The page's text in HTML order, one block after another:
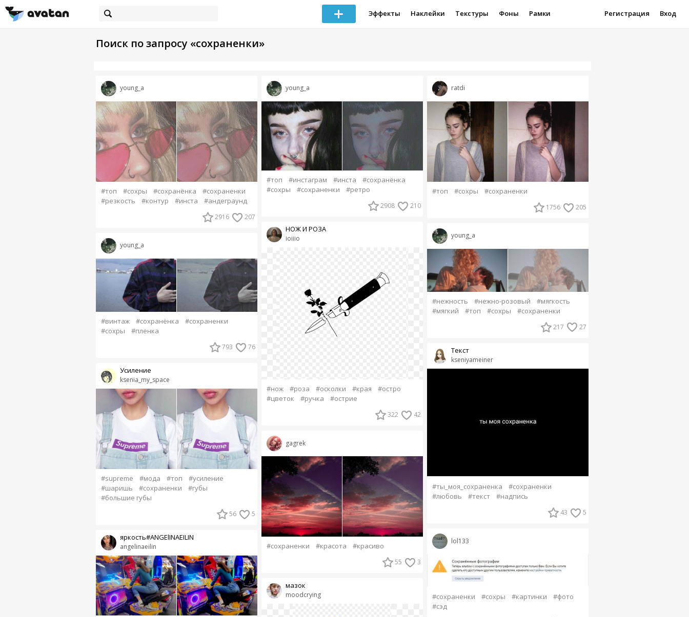
Эффекты Наклейки Текстуры Фоны Рамки Регистрация Вход
Поиск по запросу «сохраненки»
young_a
#топ #сохры #сохранёнка
#сохраненки
#резкость
#контур #инста #андеграунд
2916 207
young_a
#винтаж #сохранёнка
#сохраненки
#сохры
#пленка
793 76
ksenia_my_space
Усиление
#supreme #мода #топ
#усиление
#шаришь
#сохраненки
#губы
#большие губы
56 5
angelinaeilin
яркость#ANGElINAEILIN
young_a
#топ #инстаграм #инста
#сохранёнка
#сохры
#сохраненки #ретро
2908 210
ioiiio
НОЖ И РОЗА
#нож #роза #осколки #края
#остро
#цветок
#ручка #острие
322 42
gagrek
#сохраненки #красота #красиво
55 3
moodcrying
мазок
ratdi
#топ #сохры #сохраненки
1756 205
young_a
#нежность #нежно-розовый
#мягкость
#мягкий
#топ #сохры #сохраненки
217 27
kseniyameiner
Текст
#ты_моя_сохраненка
#сохраненки
#любовь
#текст #надпись
43 5
lol133
#сохраненки #сохры #картинки
#фото
#сэд